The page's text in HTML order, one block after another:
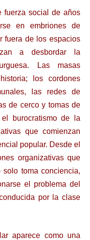
fuerza social de años
en embriones de
fuera de los espacios
a desbordar la
Las masas
los cordones
las redes de
de cerco y tomas de
el burocratismo de la
que comienzan
popular. Desde el
organizativas que
toma conciencia,
el problema del
por la clase
aparece como una